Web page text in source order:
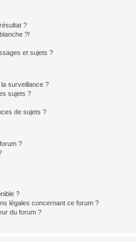
?
?!
et sujets ?
surveillance ?
sujets ?
de sujets ?
?
?
légales concernant ce forum ?
du forum ?